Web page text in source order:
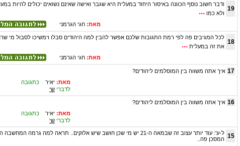
ודבר חשוב נוסף הכוונה באיסור היחוד במעלית היא שגבר ואישה שאינם נשואים יכולים להיות
ולא כמו ... 19
מאת: חגי הגרמני
לכל המגיבים פה לפי רמת התגובות שלכם אפשר להבין למה היהודים סבלו וימשיכו לסבול מי
את זה במעלית ... 18
מאת: חגי הגרמני
איך אתה משווה בין המוסלמים ליהודים? 17
מאת: יאיר
כתגובה
לדברי שי
איך אתה משווה בין המוסלמים ליהודים? 16
מאת: יאיר
כתגובה
לדברי שי
ל-ע': עוד יותר עצוב זה שבמאה ה-21 יש מי שכן חושב שיש אלוקים.. תראה למה
המסכן פה.. 15